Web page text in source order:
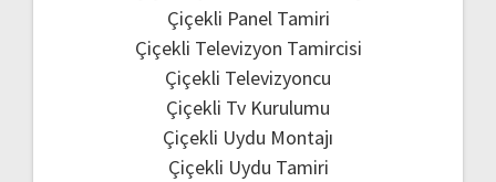
Çiçekli Panel Tamiri
Çiçekli Televizyon Tamircisi
Çiçekli Televizyoncu
Çiçekli Tv Kurulumu
Çiçekli Uydu Montajı
Çiçekli Uydu Tamiri